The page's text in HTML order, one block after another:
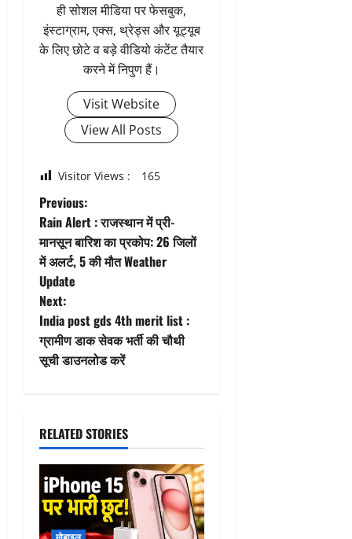
ही सोशल मीडिया पर फेसबुक,
इंस्टाग्राम, एक्स, थ्रेड्स और यूट्यूब
के लिए छोटे व बड़े वीडियो कंटेंट तैयार
करने में निपुण हैं।
Visit Website
View All Posts
Visitor Views : 165
P
o
s
t
n
a
i
g
a
Previous:
Rain Alert : राजस्थान में प्री-
मानसून बारिश का प्रकोप: 26 जिलों
में अलर्ट, 5 की मौत Weather
Update
Next:
India post gds 4th merit list :
ग्रामीण डाक सेवक भर्ती की चौथी
सूची डाउनलोड करें
RELATED STORIES